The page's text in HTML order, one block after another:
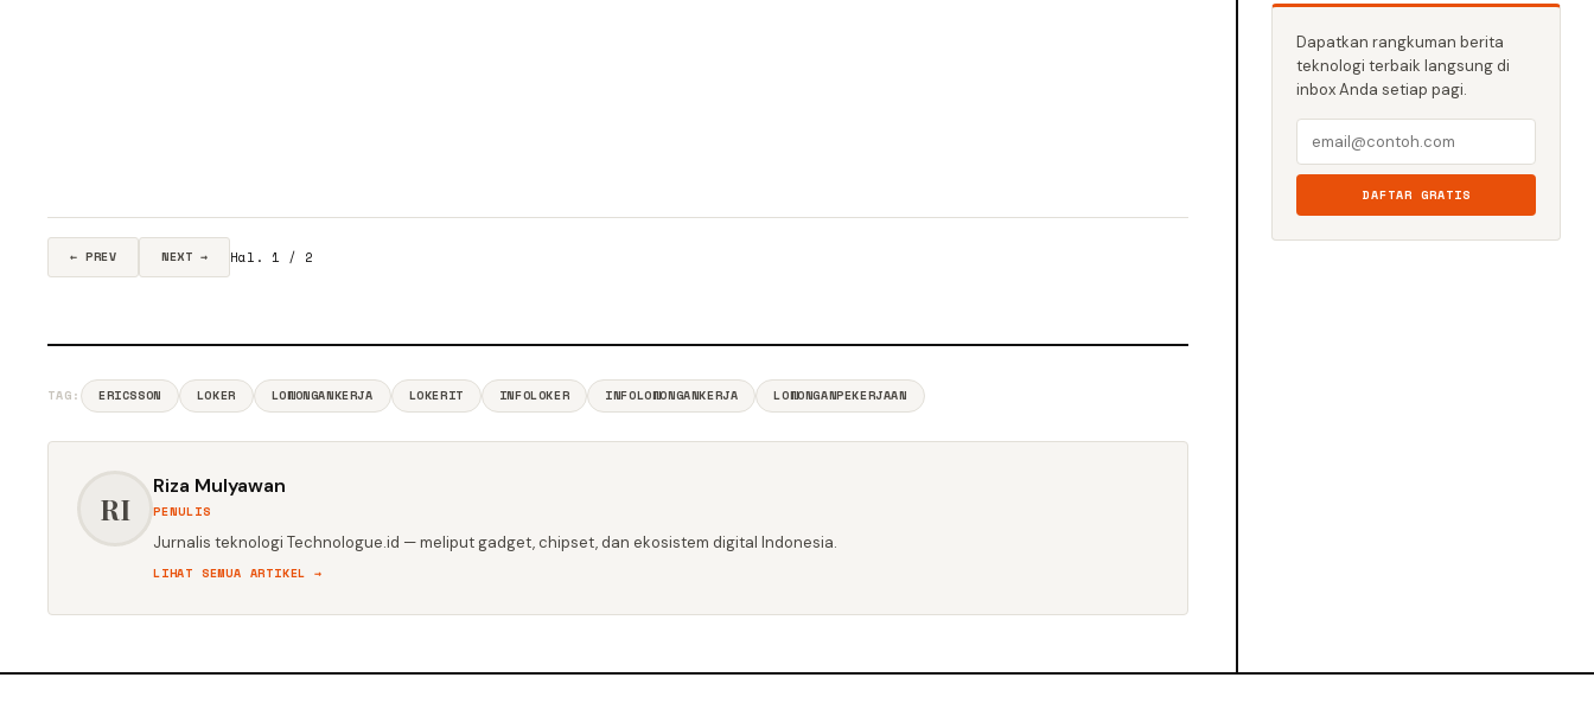
← PREV NEXT → Hal. 1 / 2
TAG: ERICSSON LOKER LOWONGANKERJA LOKERIT INFOLOKER INFOLOWONGANKERJA LOWONGANPEKERJAAN
RI
Riza Mulyawan
PENULIS
Jurnalis teknologi Technologue.id — meliput gadget, chipset, dan ekosistem digital Indonesia.
LIHAT SEMUA ARTIKEL →
Dapatkan rangkuman berita
teknologi terbaik langsung di
inbox Anda setiap pagi.
DAFTAR GRATIS